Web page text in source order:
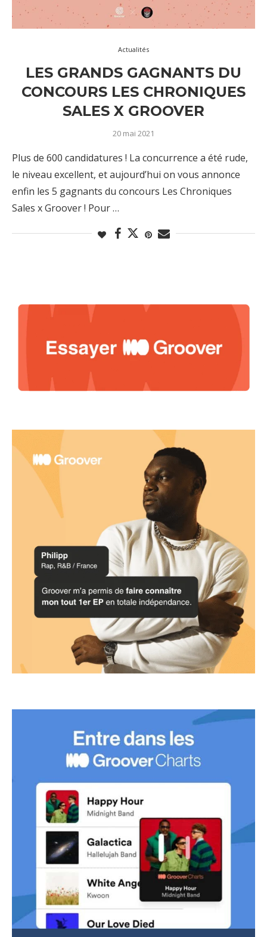
Actualités
LES GRANDS GAGNANTS DU
CONCOURS LES CHRONIQUES
SALES X GROOVER
20 mai 2021
Plus de 600 candidatures ! La concurrence a été rude,
le niveau excellent, et aujourd’hui on vous annonce
enfin les 5 gagnants du concours Les Chroniques
Sales x Groover ! Pour …